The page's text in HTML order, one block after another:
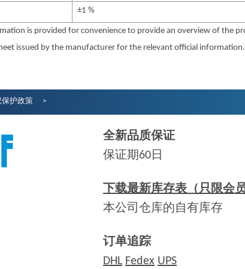
±1 %
is provided for convenience to provide an overview of the
issued by the manufacturer for the relevant official information.
保护政策
全新品质保证
保证期60日
下载最新库存表（只限会员
本公司仓库的自有库存
订单追踪
DHL Fedex UPS